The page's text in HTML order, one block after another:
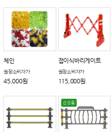
체인
권장소비자가
45,000원
접이식바리게이트
권장소비자가
115,000원